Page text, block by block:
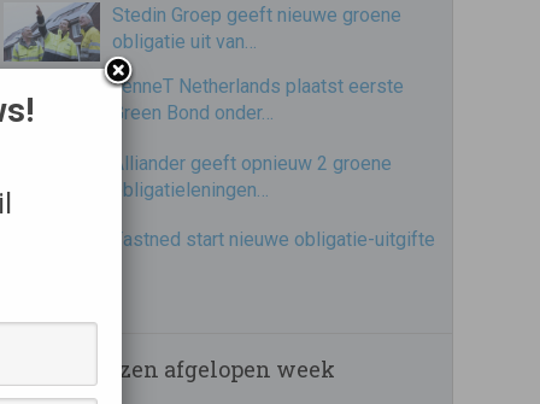
Stedin Groep geeft nieuwe groene
obligatie uit van…
TenneT Netherlands plaatst eerste
Green Bond onder…
Alliander geeft opnieuw 2 groene
obligatieleningen…
Fastned start nieuwe obligatie-uitgifte
Meest gelezen afgelopen week